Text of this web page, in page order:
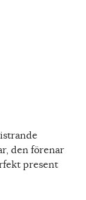
den förenar
present